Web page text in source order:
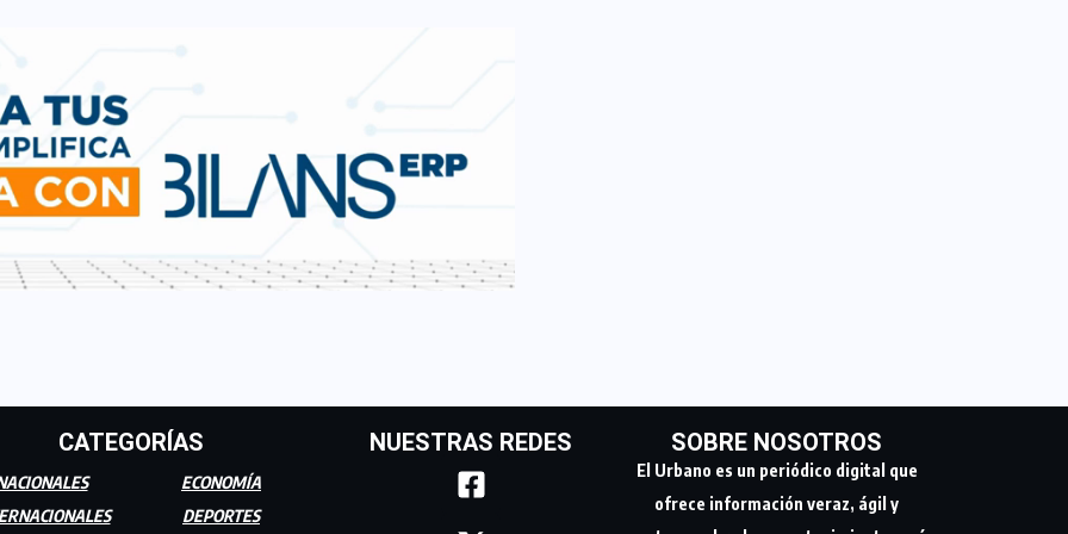
CATEGORÍAS
ECONOMÍA
DEPORTES
NUESTRAS REDES SOBRE NOSOTROS
El Urbano es un periódico digital que
ofrece información veraz, ágil y